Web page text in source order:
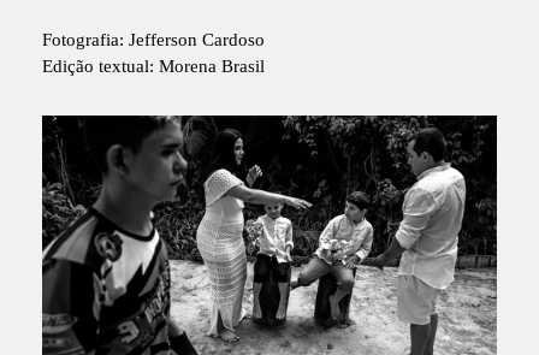
Fotografia: Jefferson Cardoso
Edição textual: Morena Brasil